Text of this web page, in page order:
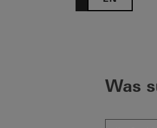
Was